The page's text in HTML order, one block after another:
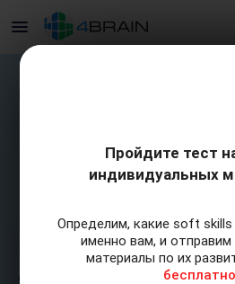
искусства
Вы разберетесь в разных
направлениях живописи,
других видов искусств.
Пройдите тест
индивидуальных
Определим, какие soft skills
именно вам, и отправим
материалы по их
бесплатно